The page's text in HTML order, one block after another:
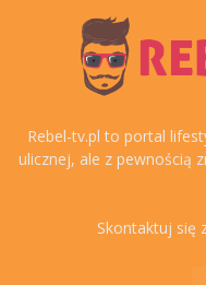
Rebel-tv.pl to portal
ulicznej, ale z pewnością
Skontaktuj się